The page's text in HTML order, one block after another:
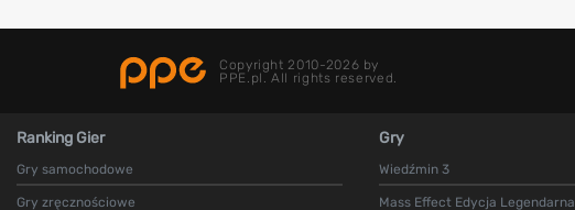
Copyright 2010-2026 by
PPE.pl. All rights reserved.
Ranking Gier
Gry samochodowe
Gry zręcznościowe
Gry
Wiedźmin 3
Mass Effect Edycja Legendarna